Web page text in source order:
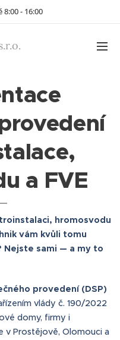
- 16:00
a FVE
hromosvodu
vám kvůli tomu
sami — a my to
provedení (DSP)
vlády č. 190/2022
domy, firmy i
v Prostějově, Olomouci a